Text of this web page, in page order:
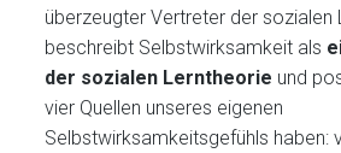
überzeugter Vertreter der sozialen
beschreibt Selbstwirksamkeit als
der sozialen Lerntheorie und
vier Quellen unseres eigenen
Selbstwirksamkeitsgefühls haben: